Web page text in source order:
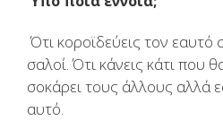
Ότι κοροϊδεύεις τον εαυτό
σαλοί. Ότι κάνεις κάτι που
σοκάρει τους άλλους αλλά
αυτό.